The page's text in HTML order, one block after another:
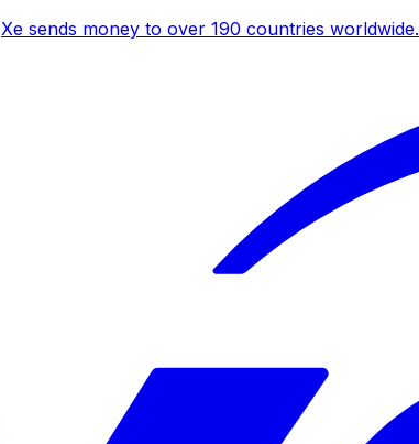
Xe sends money to over 190 countries worldwide.